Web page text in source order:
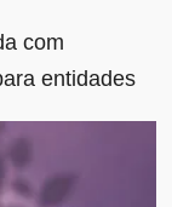
com
entidades